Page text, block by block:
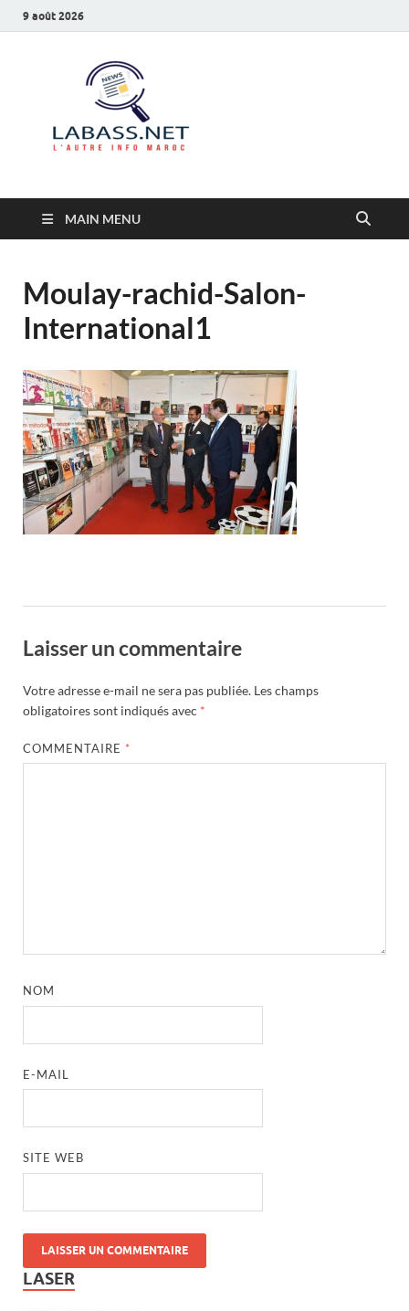
9 août 2026
MAIN MENU
Moulay-rachid-Salon-
International1
Laisser un commentaire
Votre adresse e-mail ne sera pas publiée. Les champs
obligatoires sont indiqués avec *
COMMENTAIRE *
NOM
E-MAIL
SITE WEB
LASER